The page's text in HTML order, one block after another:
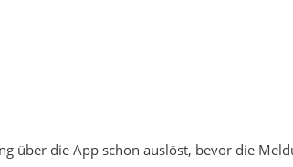
über die App schon auslöst, bevor die